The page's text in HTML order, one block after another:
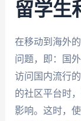
留学生
在移动到海外
问题，即：国
访问国内流行
的社区平台时
影响。这时，